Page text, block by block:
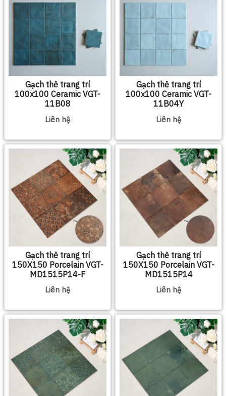
Gạch thẻ trang trí
100x100 Ceramic VGT-
11B08
Liên hệ
Gạch thẻ trang trí
100x100 Ceramic VGT-
11B04Y
Liên hệ
Gạch thẻ trang trí
150X150 Porcelain VGT-
MD1515P14-F
Liên hệ
Gạch thẻ trang trí
150X150 Porcelain VGT-
MD1515P14
Liên hệ